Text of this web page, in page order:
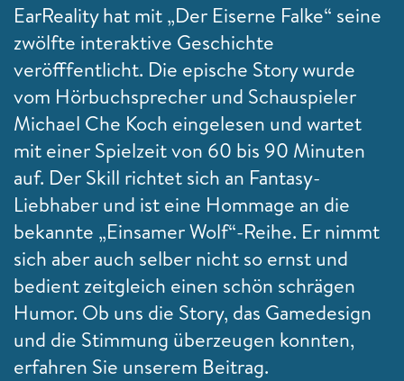
EarReality hat mit „Der Eiserne Falke“ seine
zwölfte interaktive Geschichte
veröfffentlicht. Die epische Story wurde
vom Hörbuchsprecher und Schauspieler
Michael Che Koch eingelesen und wartet
mit einer Spielzeit von 60 bis 90 Minuten
auf. Der Skill richtet sich an Fantasy-
Liebhaber und ist eine Hommage an die
bekannte „Einsamer Wolf“-Reihe. Er nimmt
sich aber auch selber nicht so ernst und
bedient zeitgleich einen schön schrägen
Humor. Ob uns die Story, das Gamedesign
und die Stimmung überzeugen konnten,
erfahren Sie unserem Beitrag.